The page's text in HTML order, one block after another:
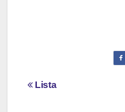
Nawigacja
Lista